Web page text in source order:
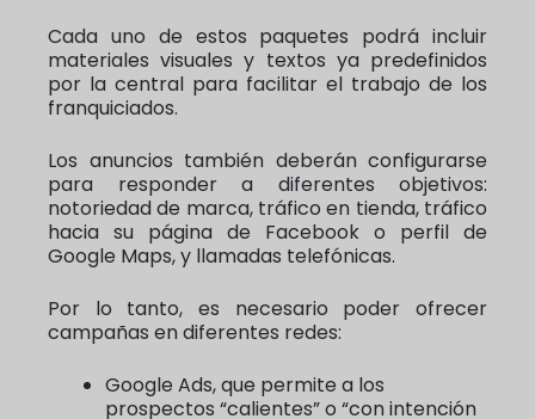
Cada uno de estos paquetes podrá incluir
materiales visuales y textos ya predefinidos
por la central para facilitar el trabajo de los
franquiciados.
Los anuncios también deberán configurarse
para responder a diferentes objetivos:
notoriedad de marca, tráfico en tienda, tráfico
hacia su página de Facebook o perfil de
Google Maps, y llamadas telefónicas.
Por lo tanto, es necesario poder ofrecer
campañas en diferentes redes:
Google Ads, que permite a los
prospectos “calientes” o “con intención